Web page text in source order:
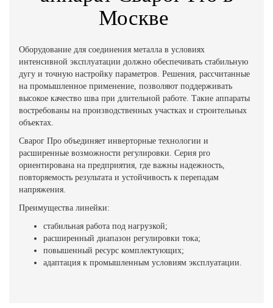
Москве
Оборудование для соединения металла в условиях
интенсивной эксплуатации должно обеспечивать стабильную
дугу и точную настройку параметров. Решения, рассчитанные
на промышленное применение, позволяют поддерживать
высокое качество шва при длительной работе. Такие аппараты
востребованы на производственных участках и строительных
объектах.
Сварог Про объединяет инверторные технологии и
расширенные возможности регулировки. Серия pro
ориентирована на предприятия, где важны надежность,
повторяемость результата и устойчивость к перепадам
напряжения.
Преимущества линейки:
стабильная работа под нагрузкой;
расширенный диапазон регулировки тока;
повышенный ресурс комплектующих;
адаптация к промышленным условиям эксплуатации.